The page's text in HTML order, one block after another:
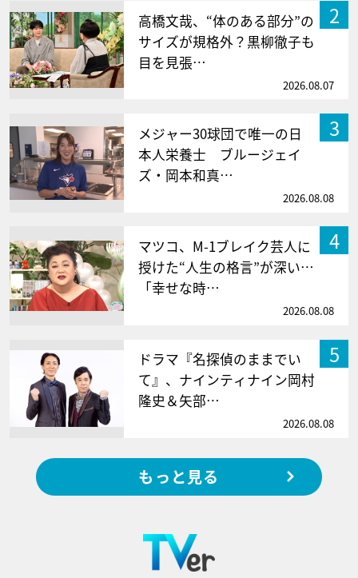
2
高橋文哉、“体のある部分”の
サイズが規格外？黒柳徹子も
目を見張…
2026.08.07
3
メジャー30球団で唯一の日
本人栄養士 ブルージェイ
ズ・岡本和真…
2026.08.08
4
マツコ、M-1ブレイク芸人に
授けた“人生の格言”が深い…
「幸せな時…
2026.08.08
5
ドラマ『名探偵のままでい
て』、ナインティナイン岡村
隆史＆矢部…
2026.08.08
もっと見る